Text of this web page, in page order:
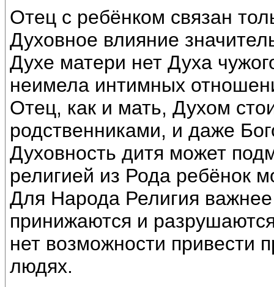
Отец с ребёнком связан
Духовное влияние
Духе матери нет Духа
неимела интимных
Отец, как и мать, Духом
родственниками, и даже
Духовность дитя может
религией из Рода ребёнок
Для Народа Религия
принижаются и
нет возможности привести
людях.